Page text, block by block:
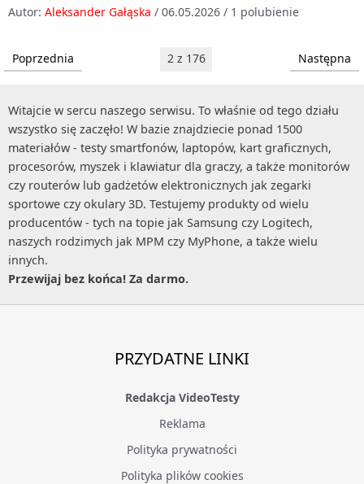
Autor: Aleksander Gałąska / 06.05.2026 / 1 polubienie
Poprzednia 2 z 176 Następna
Witajcie w sercu naszego serwisu. To właśnie od tego działu
wszystko się zaczęło! W bazie znajdziecie ponad 1500
materiałów - testy smartfonów, laptopów, kart graficznych,
procesorów, myszek i klawiatur dla graczy, a także monitorów
czy routerów lub gadżetów elektronicznych jak zegarki
sportowe czy okulary 3D. Testujemy produkty od wielu
producentów - tych na topie jak Samsung czy Logitech,
naszych rodzimych jak MPM czy MyPhone, a także wielu
innych.
Przewijaj bez końca! Za darmo.
PRZYDATNE LINKI
Redakcja VideoTesty
Reklama
Polityka prywatności
Polityka plików cookies